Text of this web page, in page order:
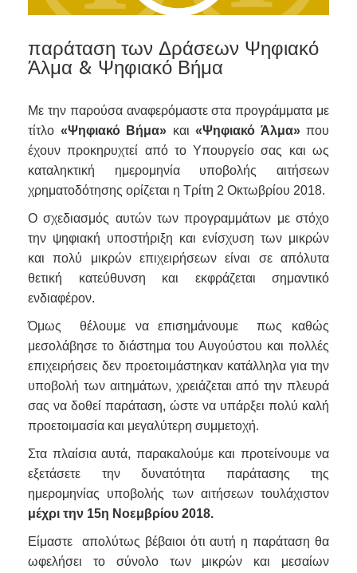
παράταση των Δράσεων Ψηφιακό
Άλμα & Ψηφιακό Βήμα
Με την παρούσα αναφερόμαστε στα προγράμματα με
τίτλο «Ψηφιακό Βήμα» και «Ψηφιακό Άλμα»που
έχουν προκηρυχτεί από το Υπουργείο σας και ως
καταληκτική ημερομηνία υποβολής αιτήσεων
χρηματοδότησης ορίζεται η Τρίτη 2 Οκτωβρίου 2018.
Ο σχεδιασμός αυτών των προγραμμάτων με στόχο
την ψηφιακή υποστήριξη και ενίσχυση των μικρών
και πολύ μικρών επιχειρήσεων είναι σε απόλυτα
θετική κατεύθυνση και εκφράζεται σημαντικό
ενδιαφέρον.
Όμως θέλουμε να επισημάνουμε πως καθώς
μεσολάβησε το διάστημα του Αυγούστου και πολλές
επιχειρήσεις δεν προετοιμάστηκαν κατάλληλα για την
υποβολή των αιτημάτων, χρειάζεται από την πλευρά
σας να δοθεί παράταση, ώστε να υπάρξει πολύ καλή
προετοιμασία και μεγαλύτερη συμμετοχή.
Στα πλαίσια αυτά, παρακαλούμε και προτείνουμε να
εξετάσετε την δυνατότητα παράτασης της
ημερομηνίας υποβολής των αιτήσεων τουλάχιστον
μέχρι την 15η Νοεμβρίου 2018.
Είμαστε απολύτως βέβαιοι ότι αυτή η παράταση θα
ωφελήσει το σύνολο των μικρών και μεσαίων